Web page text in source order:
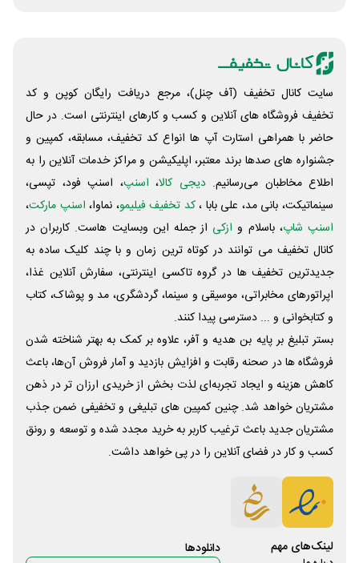
سایت کانال تخفیف (آف چنل)، مرجع دریافت رایگان کوپن و کد
تخفیف فروشگاه های آنلاین و کسب و‌ کارهای اینترنتی است. در حال
حاضر با همراهی استارت آپ ها انواع کد تخفیف، مسابقه، کمپین و
جشنواره های صدها برند معتبر، اپلیکیشن و مراکز خدمات آنلاین را به
اطلاع مخاطبان می‌رسانیم. دیجی کالا، اسنپ، اسنپ فود، تپسی،
سینماتیکت، بانی مد، علی‌ بابا ،کد تخفیف فیلیمو، نماوا، اسنپ مارکت،
اسنپ شاپ، باسلام و ازکی از جمله این وبسایت ‌هاست. کاربران در
کانال تخفیف می توانند در کوتاه ترین زمان و با چند کلیک ساده به
جدیدترین تخفیف ها در گروه تاکسی اینترنتی، سفارش آنلاین غذا،
اپراتورهای مخابراتی، موسیقی و سینما، گردشگری، مد و پوشاک، کتاب
و کتابخوانی و ... دسترسی پیدا کنند.
بستر تبلیغ بر پایه بن هدیه و آفر، علاوه بر کمک به بهتر شناخته شدن
فروشگاه ها در صحنه رقابت و افزایش بازدید و آمار فروش آن‌ها، باعث
کاهش هزینه و ایجاد تجربه‌ای لذت بخش از خریدی ارزان تر در ذهن
مشتریان خواهد شد. چنین کمپین های تبلیغی و تخفیفی ضمن جذب
مشتریان جدید باعث ترغیب کاربر به خرید مجدد شده و توسعه و رونق
کسب و کار در فضای آنلاین را در پی خواهد داشت.
لینک‌های مهم دانلود‌ها